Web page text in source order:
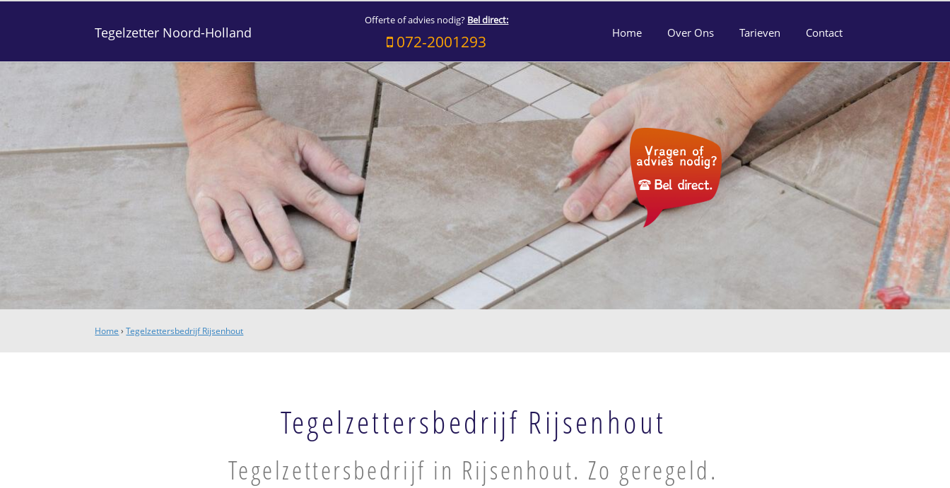
Tegelzetter Noord-Holland
Offerte of advies nodig? Bel direct:
072-2001293 Home Over Ons Tarieven Contact
Home ›Tegelzettersbedrijf Rijsenhout
Tegelzettersbedrijf Rijsenhout
Tegelzettersbedrijf in Rijsenhout. Zo geregeld.